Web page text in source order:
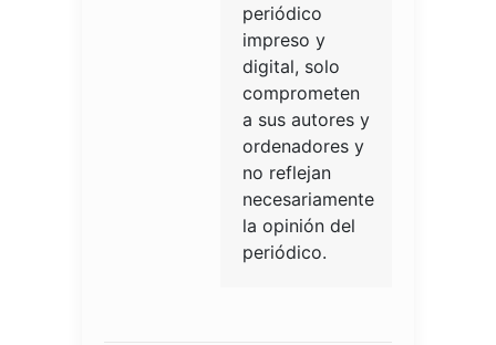
periódico
impreso y
digital, solo
comprometen
a sus autores y
ordenadores y
no reflejan
necesariamente
la opinión del
periódico.